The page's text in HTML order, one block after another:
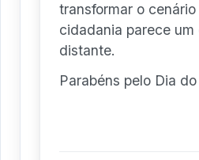
transformar o
cidadania parece
distante.
Parabéns pelo Dia